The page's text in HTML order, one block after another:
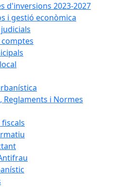
d'inversions 2023-2027
i gestió econòmica
Reglaments i Normes